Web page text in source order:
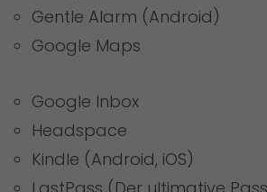
Gentle Alarm (Android)
Google Maps
Google Inbox
Headspace
Kindle (Android, iOS)